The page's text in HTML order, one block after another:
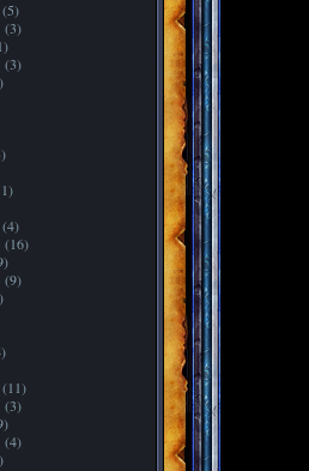
(5)
(3)
(3)
(4)
(16)
(9)
(11)
(3)
(4)